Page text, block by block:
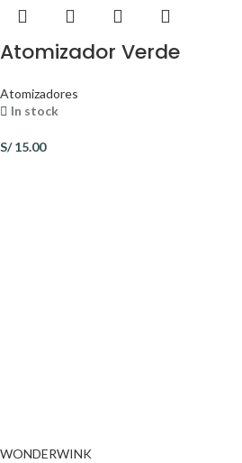
Atomizador Verde
Atomizadores
In stock
S/15.00
WONDERWINK